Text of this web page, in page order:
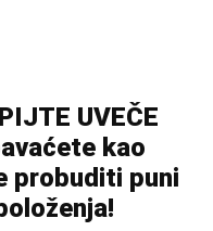
UVEČE
kao
probuditi puni